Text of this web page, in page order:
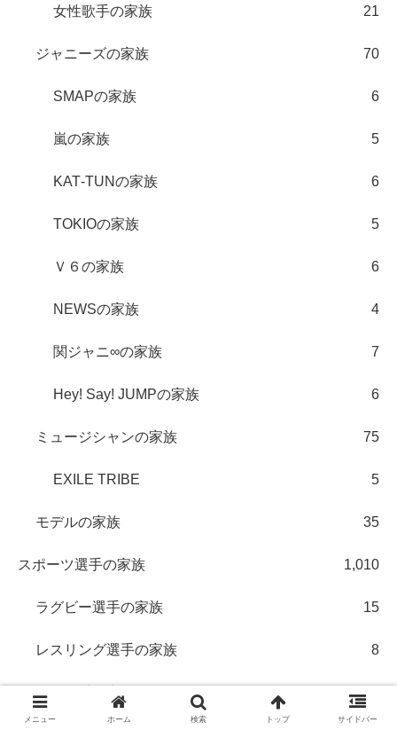
女性歌手の家族 21
ジャニーズの家族 70
SMAPの家族 6
嵐の家族 5
KAT‐TUNの家族 6
TOKIOの家族 5
Ｖ６の家族 6
NEWSの家族 4
関ジャニ∞の家族 7
Hey! Say! JUMPの家族 6
ミュージシャンの家族 75
EXILE TRIBE 5
モデルの家族 35
スポーツ選手の家族 1,010
ラグビー選手の家族 15
レスリング選手の家族 8
野球選手の家族 571
メニュー ホーム 検索 トップ サイドバー